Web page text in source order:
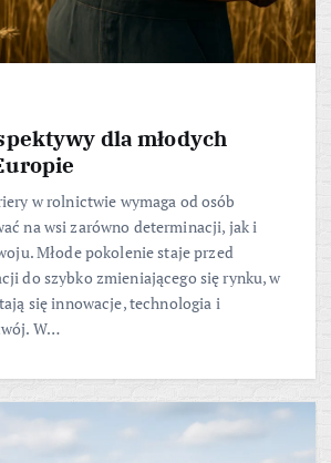
dla młodych
w rolnictwie wymaga od osób
na wsi zarówno determinacji, jak i
Młode pokolenie staje przed
do szybko zmieniającego się rynku, w
się innowacje, technologia i
W…